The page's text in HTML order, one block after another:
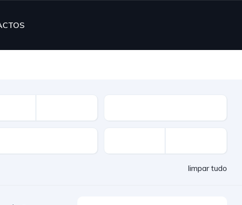
limpar tudo